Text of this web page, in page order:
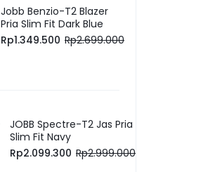
Jobb Benzio-T2 Blazer
Pria Slim Fit Dark Blue
Rp1.349.500 Rp2.699.000
JOBB Spectre-T2 Jas Pria
Slim Fit Navy
Rp2.099.300 Rp2.999.000